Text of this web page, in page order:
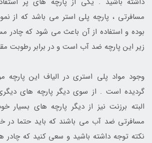
مسافرتی ، پارچه پلی استر می باشد که از
بوده و استفاده از آن باعث می شود که
زیر این پارچه ضد آب است و در برابر رطوبت
وجود مواد پلی استری در الیاف این
گردیده است . از سوی دیگر پارچه های
البته برزنت نیز از دیگر پارچه های
مسافرتی ضد آب می باشند که باید حتما در
نکته توجه داشته باشید و سعی کنید که چادر